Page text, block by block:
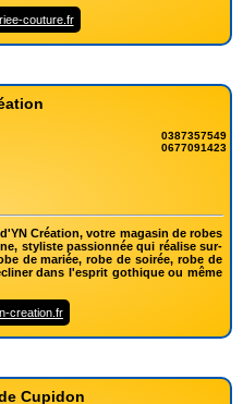
couture.fr
0387357549
0677091423
Création, votre magasin de robes
styliste passionnée qui réalise sur-
de mariée, robe de soirée, robe de
dans l'esprit gothique ou même
creation.fr
Cupidon